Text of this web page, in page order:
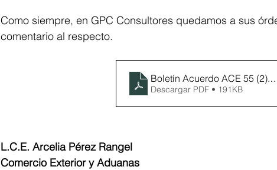
Como siempre, en GPC Consultores quedamos a sus
comentario al respecto.
Boletín Acuerdo ACE 55
Descargar PDF • 191KB
L.C.E. Arcelia Pérez Rangel
Comercio Exterior y Aduanas